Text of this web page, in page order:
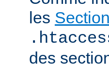
les
des